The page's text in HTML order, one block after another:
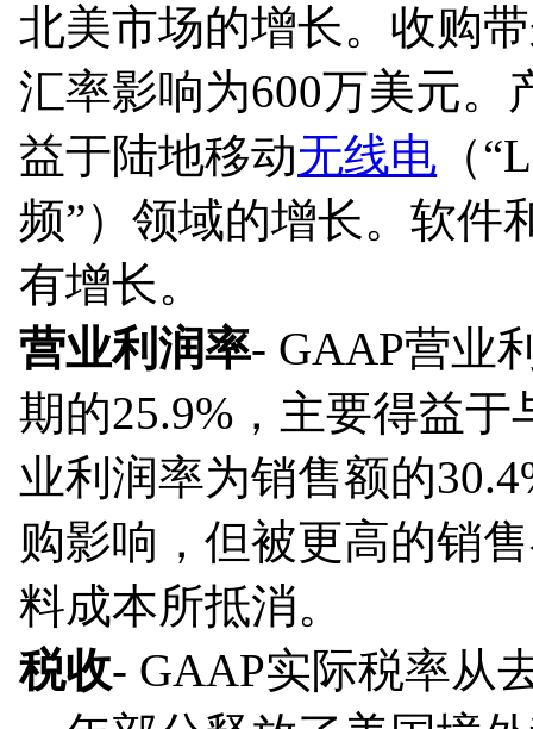
北美市场的增长。收购
汇率影响为600万美元。
益于陆地移动无线电 （
频”）领域的增长。软件
有增长。
营业利润率- GAAP营业
期的25.9%，主要得益于
业利润率为销售额的
购影响，但被更高的销
料成本所抵消。
税收- GAAP实际税率从